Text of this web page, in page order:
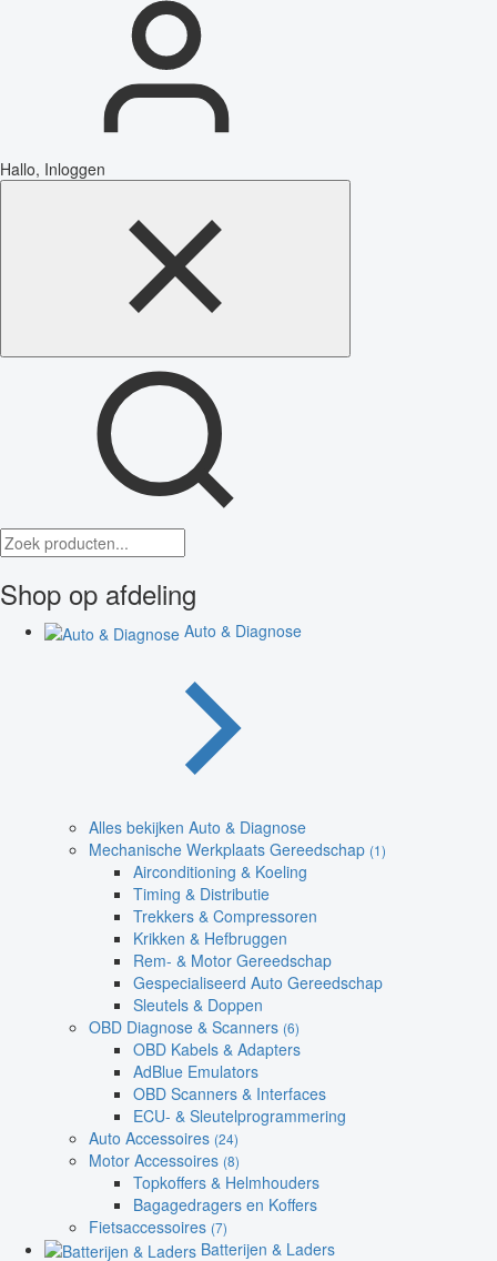
Hallo, Inloggen
Shop op afdeling
Auto & Diagnose
Alles bekijken Auto & Diagnose
Mechanische Werkplaats Gereedschap (1)
Airconditioning & Koeling
Timing & Distributie
Trekkers & Compressoren
Krikken & Hefbruggen
Rem- & Motor Gereedschap
Gespecialiseerd Auto Gereedschap
Sleutels & Doppen
OBD Diagnose & Scanners (6)
OBD Kabels & Adapters
AdBlue Emulators
OBD Scanners & Interfaces
ECU- & Sleutelprogrammering
Auto Accessoires (24)
Motor Accessoires (8)
Topkoffers & Helmhouders
Bagagedragers en Koffers
Fietsaccessoires (7)
Batterijen & Laders